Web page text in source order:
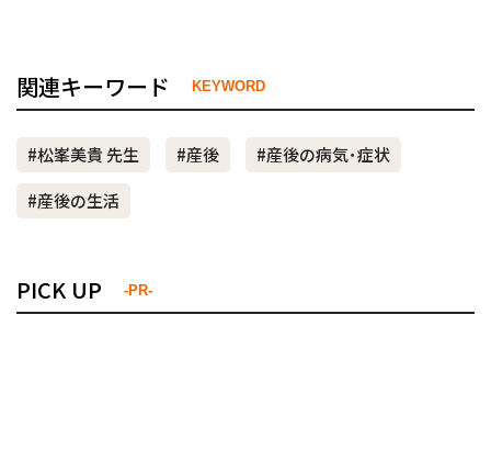
関連キーワード KEYWORD
#松峯美貴 先生 #産後
#産後の病気･症状
#産後の生活
PICK UP -PR-